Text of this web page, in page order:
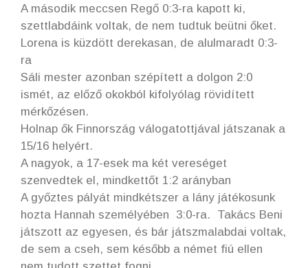
A második meccsen Regő 0:3-ra kapott ki,
szettlabdáink voltak, de nem tudtuk beütni őket.
Lorena is küzdött derekasan, de alulmaradt 0:3-
ra
Sáli mester azonban szépített a dolgon 2:0
ismét, az előző okokból kifolyólag rövidített
mérkőzésen.
Holnap ők Finnország válogatottjával játszanak a
15/16 helyért.
A nagyok, a 17-esek ma két vereséget
szenvedtek el, mindkettőt 1:2 arányban
A győztes pályát mindkétszer a lány játékosunk
hozta Hannah személyében 3:0-ra. Takács Beni
játszott az egyesen, és bár játszmalabdai voltak,
de sem a cseh, sem később a német fiú ellen